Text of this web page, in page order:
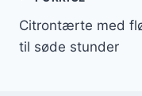
Citrontærte med
til søde stunder